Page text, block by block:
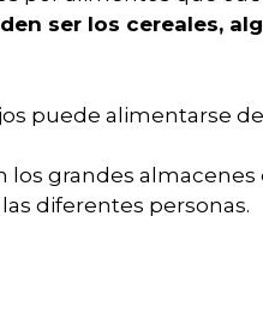
ser los cereales,
puede alimentarse de
los grandes
diferentes personas.